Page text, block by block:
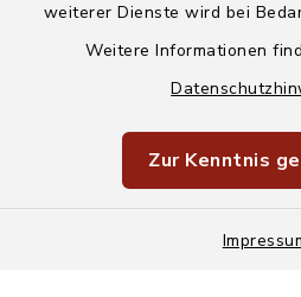
weiterer Dienste wird bei
Weitere Informationen
Zur Kenntnis